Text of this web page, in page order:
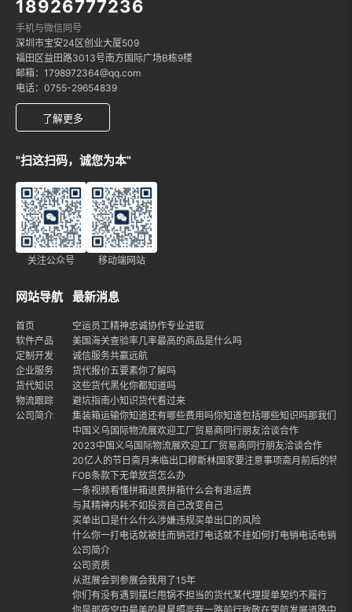
18926777236
手机与微信同号
深圳市宝安24区创业大厦509
福田区益田路3013号南方国际广场B栋9楼
邮箱：1798972364@qq.com
电话：0755-29654839
了解更多
"扫这扫码，诚您为本"
关注公众号 移动端网站
网站导航
首页
软件产品
定制开发
企业服务
货代知识
物流跟踪
公司简介
最新消息
空运员工精神忠诚协作专业进取
美国海关查验率几率最高的商品是什么吗
诚信服务共赢远航
货代报价五要素你了解吗
这些货代黑化你都知道吗
避坑指南小知识货代看过来
集装箱运输你知道还有哪些费用吗你知道包括哪些知识吗那我们就
中国义乌国际物流展欢迎工厂贸易商同行朋友洽谈合作
2023中国义乌国际物流展欢迎工厂贸易商同行朋友洽谈合作
20亿人的节日斋月来临出口穆斯林国家要注意事项斋月前后的特点
FOB条款下无单放货怎么办
一条视频看懂拼箱退费拼箱什么会有退运费
与其精神内耗不如投资自己改变自己
买单出口是什么什么涉嫌违规买单出口的风险
什么你一打电话就被挂而销冠打电话就不挂如何打电销电话电销话
公司简介
公司资质
从逛展会到参展会我用了15年
你们有没有遇到摆烂甩锅不担当的货代某代理提单契约不履行